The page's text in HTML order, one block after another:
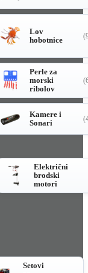
Lov
hobotnice
Perle za
morski
ribolov
Kamere i
Sonari
Električni
brodski
motori
Setovi